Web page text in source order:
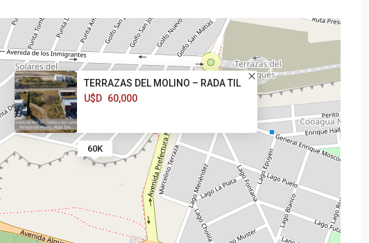
60K
TERRAZAS DEL MOLINO – RADA TIL
U$D 60,000